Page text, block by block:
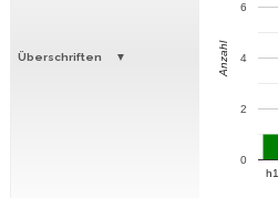
Überschriften
h1
0
2
4
6
Anzahl